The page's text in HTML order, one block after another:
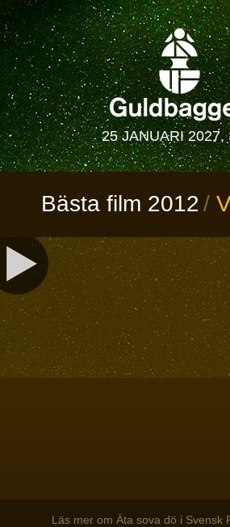
25 JANUARI 2027,
Bästa film 2012
Läs mer om Äta sova dö i Svensk